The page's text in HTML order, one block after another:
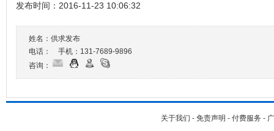
发布时间：2016-11-23 10:06:32
姓名：供求发布
电话： 手机： 131-7689-9896
咨询：
关于我们 - 免责声明 - 付费服务 -